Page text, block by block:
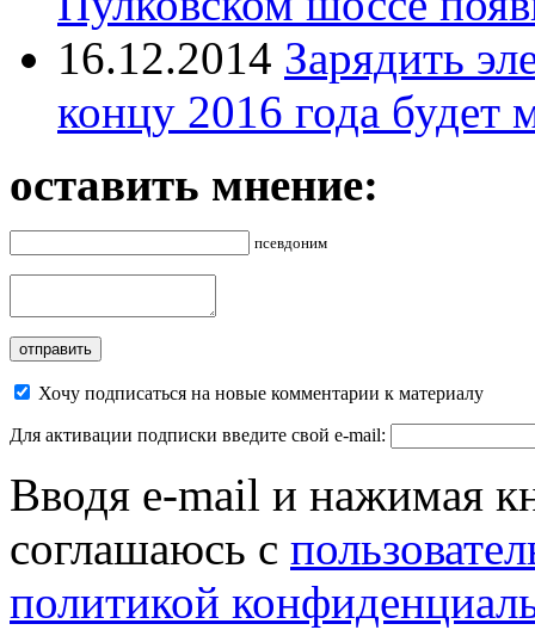
16.12.2014 Зарядить
концу 2016 года
оставить мнение:
псевдоним
Хочу подписаться на новые комментарии к материалу
Для активации подписки введите свой e-mail:
Вводя e-mail и нажимая
соглашаюсь с
политикой